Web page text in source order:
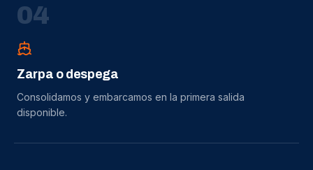
04
Zarpa o despega
Consolidamos y embarcamos en la primera salida
disponible.